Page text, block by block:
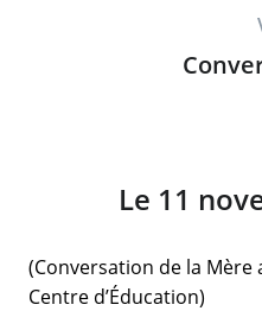
Le 11
(Conversation de la
Centre d’Éducation)